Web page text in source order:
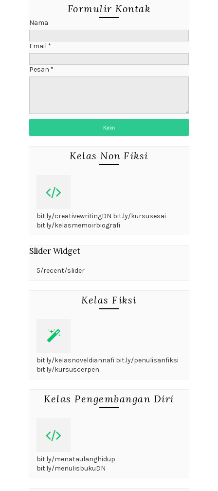
Formulir Kontak
Nama
Email *
Pesan *
Kelas Non Fiksi
bit.ly/creativewritingDN bit.ly/kursusesai
bit.ly/kelasmemoirbiografi
Slider Widget
5/recent/slider
Kelas Fiksi
bit.ly/kelasnoveldiannafi bit.ly/penulisanfiksi
bit.ly/kursuscerpen
Kelas Pengembangan Diri
bit.ly/menataulanghidup
bit.ly/menulisbukuDN